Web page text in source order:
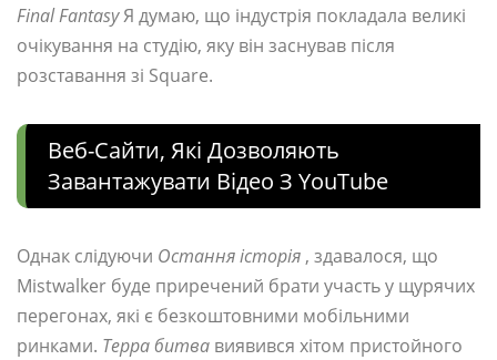
Final FantasyЯ думаю, що індустрія покладала великі
очікування на студію, яку він заснував після
розставання зі Square.
Веб-Сайти, Які Дозволяють
Завантажувати Відео З YouTube
Однак слідуючи Остання історія , здавалося, що
Mistwalker буде приречений брати участь у щурячих
перегонах, які є безкоштовними мобільними
ринками. Терра битва виявився хітом пристойного